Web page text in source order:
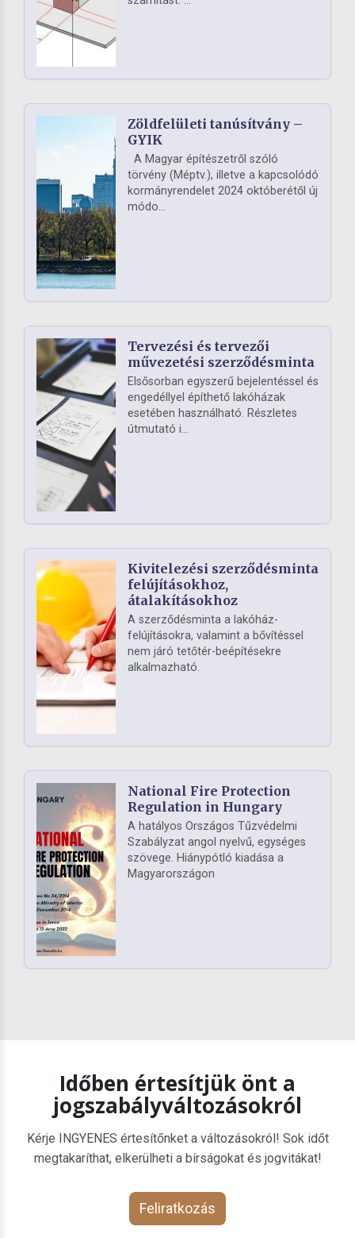
Zöldfelületi tanúsítvány –
GYIK
A Magyar építészetről szóló
törvény (Méptv.), illetve a kapcsolódó
kormányrendelet 2024 októberétől új
módo...
Tervezési és tervezői
művezetési szerződésminta
Elsősorban egyszerű bejelentéssel és
engedéllyel építhető lakóházak
esetében használható. Részletes
útmutató i...
Kivitelezési szerződésminta
felújításokhoz,
átalakításokhoz
A szerződésminta a lakóház-
felújításokra, valamint a bővítéssel
nem járó tetőtér-beépítésekre
alkalmazható.
National Fire Protection
Regulation in Hungary
A hatályos Országos Tűzvédelmi
Szabályzat angol nyelvű, egységes
szövege. Hiánypótló kiadása a
Magyarországon
Időben értesítjük önt a
jogszabályváltozásokról
Kérje INGYENES értesítőnket a változásokról! Sok időt
megtakaríthat, elkerülheti a bírságokat és jogvitákat!
Feliratkozás